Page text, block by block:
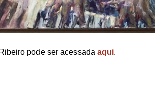
pode ser acessada aqui.